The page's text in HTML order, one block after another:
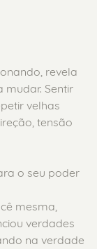
revela
mudar. Sentir
velhas
tensão
o seu poder
mesma,
verdades
na verdade